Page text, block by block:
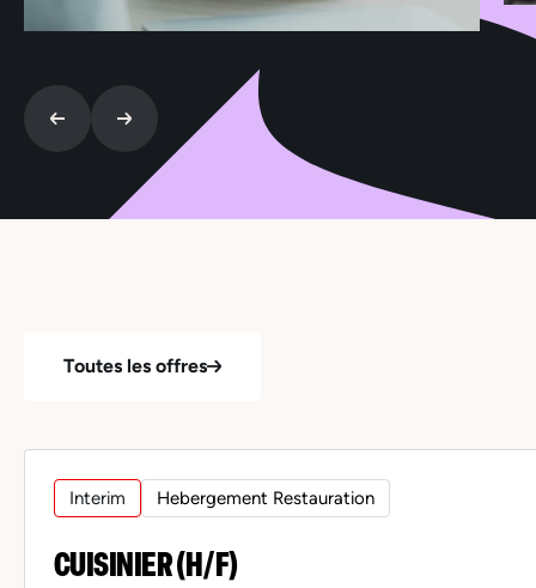
Toutes les offres
Interim Hebergement Restauration
CUISINIER (H/F)